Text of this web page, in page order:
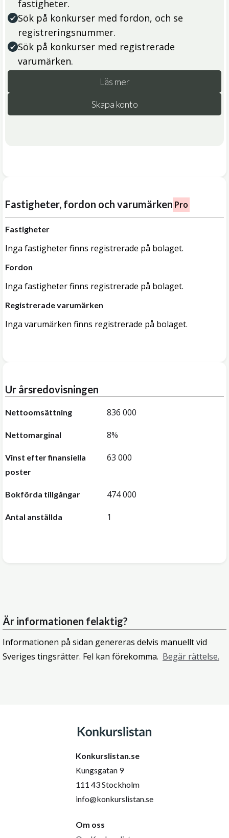
fastigheter.
Sök på konkurser med fordon, och se
registreringsnummer.
Sök på konkurser med registrerade
varumärken.
Läs mer
Skapa konto
Fastigheter, fordon och varumärken Pro
Fastigheter
Inga fastigheter finns registrerade på bolaget.
Fordon
Inga fastigheter finns registrerade på bolaget.
Registrerade varumärken
Inga varumärken finns registrerade på bolaget.
Ur årsredovisningen
Nettoomsättning 836 000
Nettomarginal 8%
Vinst efter finansiella
poster
63 000
Bokförda tillgångar 474 000
Antal anställda 1
Är informationen felaktig?
Informationen på sidan genereras delvis manuellt vid
Sveriges tingsrätter. Fel kan förekomma. Begär rättelse.
Konkurslistan.se
Kungsgatan 9
111 43 Stockholm
info@konkurslistan.se
Om oss